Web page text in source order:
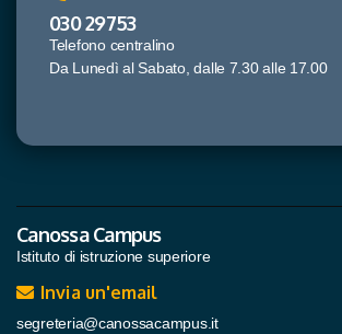
030 29753
Telefono centralino
Da Lunedì al Sabato, dalle 7.30 alle 17.00
Canossa Campus
Istituto di istruzione superiore
Invia un'email
segreteria@canossacampus.it